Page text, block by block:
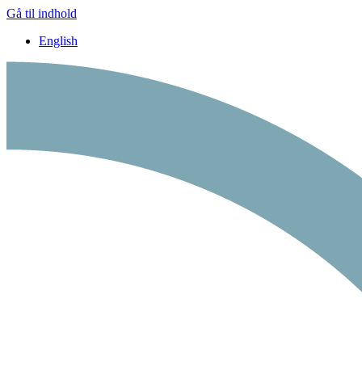
Gå til indhold
English